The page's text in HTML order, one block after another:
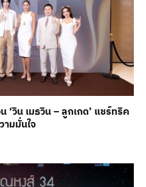
‘วิน เมธวิน – ลูกเกด’ แชร์ทริค
ามมั่นใจ